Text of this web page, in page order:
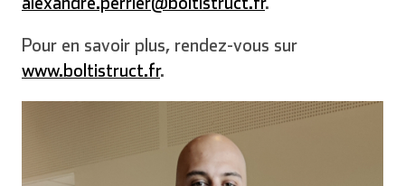
Pour en savoir plus, rendez-vous sur
www.boltistruct.fr.